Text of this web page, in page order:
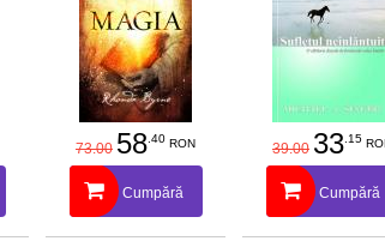
73.00 58 .40 RON
Cumpără
39.00 33 .15
Cumpără